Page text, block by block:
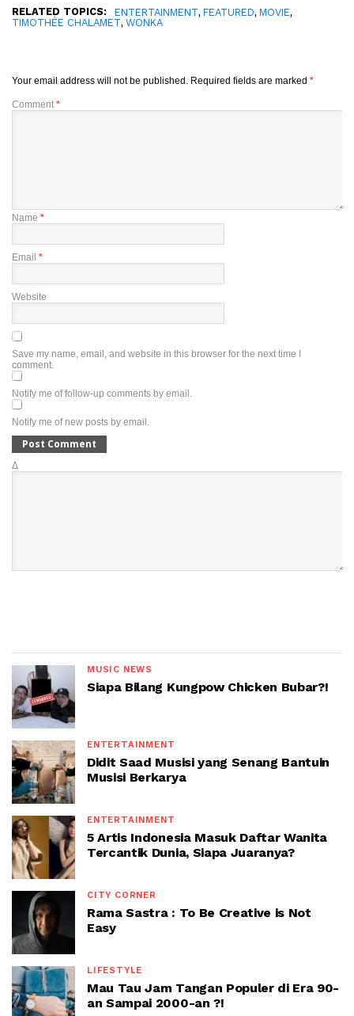
RELATED TOPICS: ENTERTAINMENT, FEATURED, MOVIE,
TIMOTHÉE CHALAMET, WONKA
Your email address will not be published. Required fields are marked *
Comment *
Name *
Email *
Website
Save my name, email, and website in this browser for the next time I
comment.
Notify me of follow-up comments by email.
Notify me of new posts by email.
Δ
MUSIC NEWS
Siapa Bilang Kungpow Chicken Bubar?!
ENTERTAINMENT
Didit Saad Musisi yang Senang Bantuin
Musisi Berkarya
ENTERTAINMENT
5 Artis Indonesia Masuk Daftar Wanita
Tercantik Dunia, Siapa Juaranya?
CITY CORNER
Rama Sastra : To Be Creative is Not
Easy
LIFESTYLE
Mau Tau Jam Tangan Populer di Era 90-
an Sampai 2000-an ?!